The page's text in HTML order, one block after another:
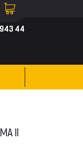
44
II 2